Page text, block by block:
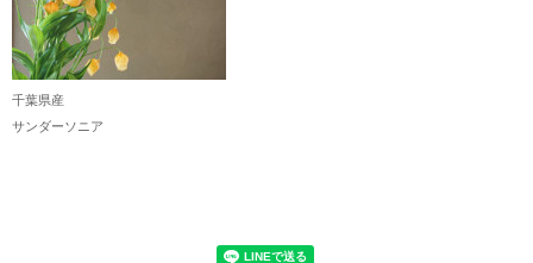
千葉県産
サンダーソニア